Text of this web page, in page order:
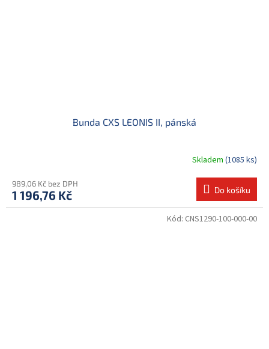
Bunda CXS LEONIS II, pánská
Skladem (1085 ks)
989,06 Kč bez DPH
1 196,76 Kč Do košíku
Kód: CNS1290-100-000-00